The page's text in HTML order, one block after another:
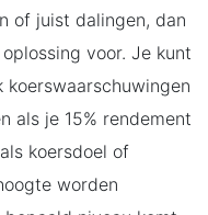
of juist dalingen, dan
voor. Je kunt
als je 15% rendement
koersdoel of
worden